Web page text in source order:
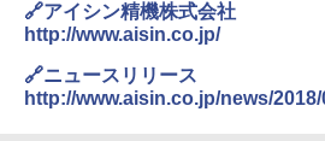
🔗アイシン精機株式会社
http://www.aisin.co.jp/
🔗ニュースリリース
http://www.aisin.co.jp/news/2018/